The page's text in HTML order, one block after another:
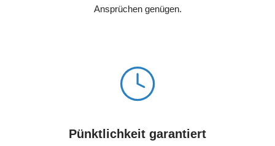
Ansprüchen genügen.
Pünktlichkeit garantiert